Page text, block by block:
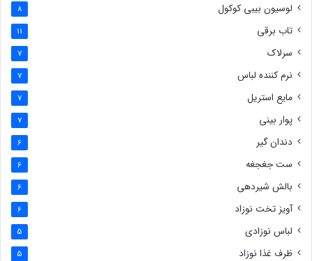
لوسیون بیبی کوکول 8
تاب برقی 11
سرلاک 7
نرم کننده لباس 7
مایع استریل 7
پوار بینی 7
دندان گیر 6
ست جغجغه 6
بالش شیردهی 6
آویز تخت نوزاد 6
لباس نوزادی 5
ظرف غذا نوزاد 5